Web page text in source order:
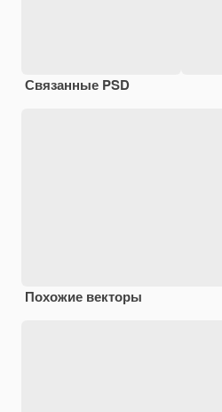
Связанные PSD
Похожие векторы